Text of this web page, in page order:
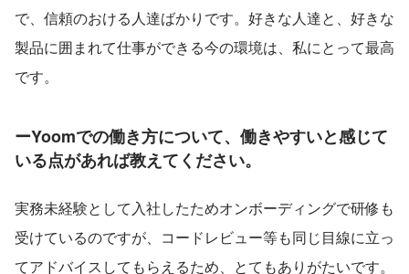
で、信頼のおける人達ばかりです。好きな人達と、好きな
製品に囲まれて仕事ができる今の環境は、私にとって最高
です。
ーYoomでの働き方について、働きやすいと感じて
いる点があれば教えてください。
実務未経験として入社したためオンボーディングで研修も
受けているのですが、コードレビュー等も同じ目線に立っ
てアドバイスしてもらえるため、とてもありがたいです。